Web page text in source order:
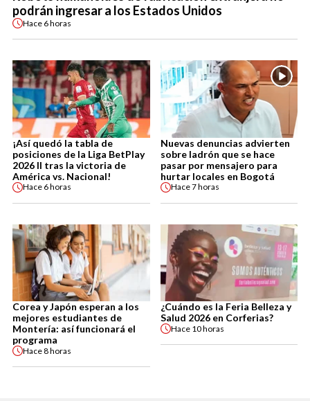
podrán ingresar a los Estados Unidos
Hace 6 horas
¡Así quedó la tabla de
posiciones de la Liga BetPlay
2026 II tras la victoria de
América vs. Nacional!
Hace 6 horas
Nuevas denuncias advierten
sobre ladrón que se hace
pasar por mensajero para
hurtar locales en Bogotá
Hace7 horas
Corea y Japón esperan a los
mejores estudiantes de
Montería: así funcionará el
programa
Hace8 horas
¿Cuándo es la Feria Belleza y
Salud 2026 en Corferias?
Hace 10 horas